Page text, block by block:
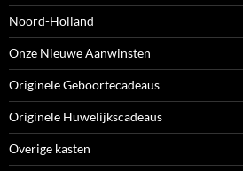
Noord-Holland
Onze Nieuwe Aanwinsten
Originele Geboortecadeaus
Originele Huwelijkscadeaus
Overige kasten